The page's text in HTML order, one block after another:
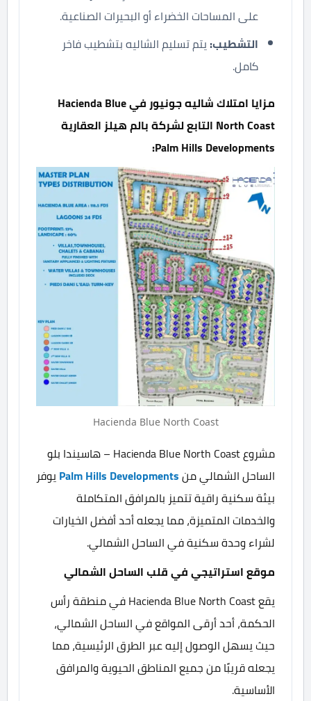
على المساحات الخضراء أو البحيرات الصناعية.
التشطيب: يتم تسليم الشاليه بتشطيب فاخر
كامل.
مزايا امتلاك شاليه جونيور في Hacienda Blue
North Coast التابع لشركة بالم هيلز العقارية
Palm Hills Developments:
Hacienda Blue North Coast
مشروع Hacienda Blue North Coast – هاسيندا بلو
الساحل الشمالي منPalm Hills Developments يوفر
بيئة سكنية راقية تتميز بالمرافق المتكاملة
والخدمات المتميزة، مما يجعله أحد أفضل الخيارات
لشراء وحدة سكنية في الساحل الشمالي.
موقع استراتيجي في قلب الساحل الشمالي
يقع Hacienda Blue North Coast في منطقة رأس
الحكمة، أحد أرقى المواقع في الساحل الشمالي،
حيث يسهل الوصول إليه عبر الطرق الرئيسية، مما
يجعله قريبًا من جميع المناطق الحيوية والمرافق
الأساسية.